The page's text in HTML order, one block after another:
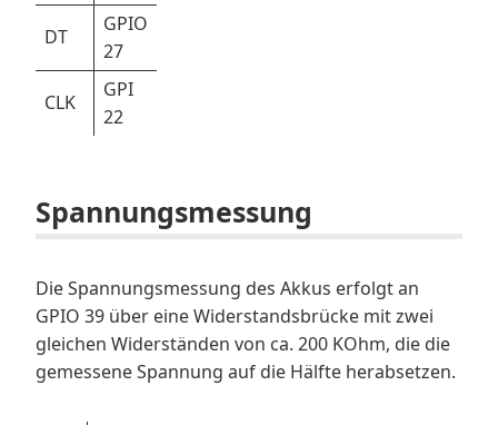
DT
GPIO
27
CLK
GPI
22
Spannungsmessung
Die Spannungsmessung des Akkus erfolgt an
GPIO 39 über eine Widerstandsbrücke mit zwei
gleichen Widerständen von ca. 200 KOhm, die die
gemessene Spannung auf die Hälfte herabsetzen.